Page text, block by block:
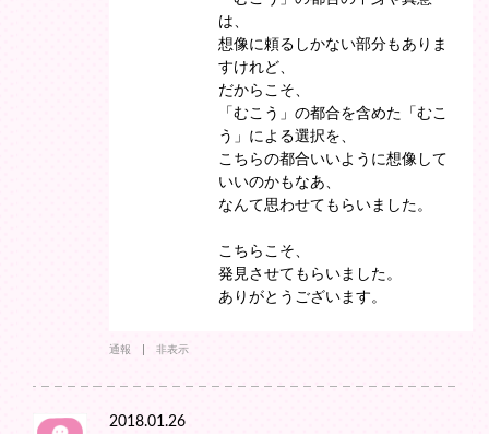
は、
想像に頼るしかない部分もありま
すけれど、
だからこそ、
「むこう」の都合を含めた「むこ
う」による選択を、
こちらの都合いいように想像して
いいのかもなあ、
なんて思わせてもらいました。
こちらこそ、
発見させてもらいました。
ありがとうございます。
通報 非表示
2018.01.26